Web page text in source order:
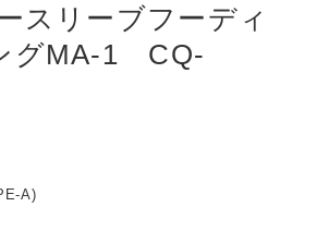
リーブフーディ
グMA-1 CQ-
A)